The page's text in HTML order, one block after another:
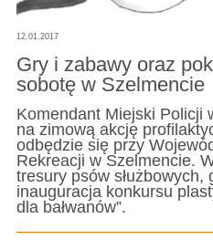
12.01.2017
Gry i zabawy oraz
sobotę w Szelmencie
Komendant Miejski Policji
na zimową akcję
odbędzie się przy
Rekreacji w Szelmencie.
tresury psów służbowych,
inauguracja konkursu
dla bałwanów”.